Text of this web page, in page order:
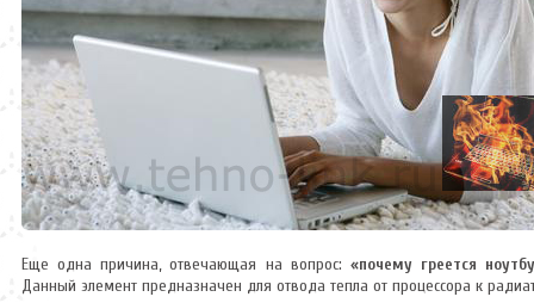
Еще одна причина, отвечающая на вопрос: «почему греется
Данный элемент предназначен для отвода тепла от процессора к